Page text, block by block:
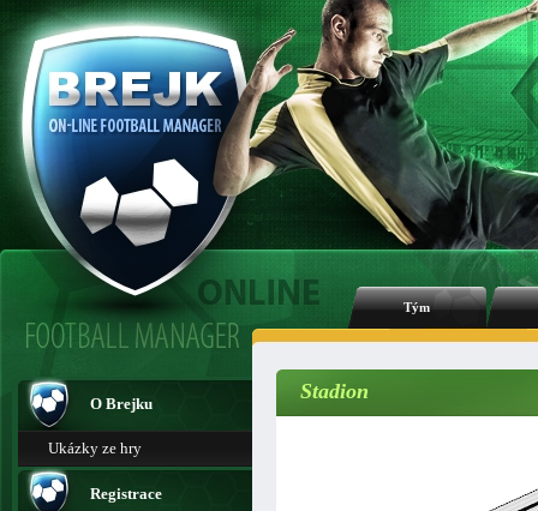
Tým
O Brejku
Ukázky ze hry
Registrace
Stadion